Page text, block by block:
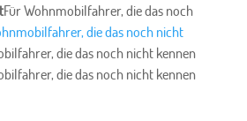
Für Wohnmobilfahrer, die das noch
die das noch nicht
die das noch nicht kennen
die das noch nicht kennen